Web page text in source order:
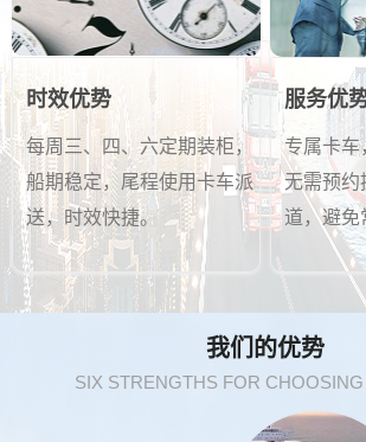
时效优势
每周三、四、六定期装柜，
船期稳定，尾程使用卡车派
送，时效快捷。
服务优
专属卡车
无需预约
道，避免
我们的优势
SIX STRENGTHS FOR